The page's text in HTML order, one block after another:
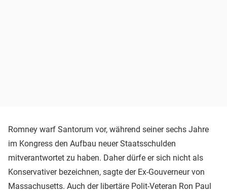
Romney warf Santorum vor, während seiner sechs Jahre
im Kongress den Aufbau neuer Staatsschulden
mitverantwortet zu haben. Daher dürfe er sich nicht als
Konservativer bezeichnen, sagte der Ex-Gouverneur von
Massachusetts. Auch der libertäre Polit-Veteran Ron Paul